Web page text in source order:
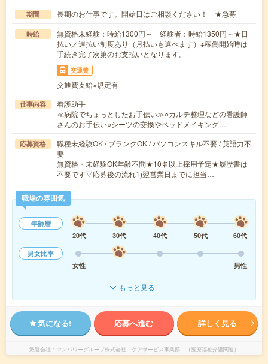
期間 長期のお仕事です。開始日はご相談ください！ ★急募
時給
無資格未経験：時給1300円～ 経験者：時給1350円～★日
払い／週払い制度あり（月払いも選べます）※稼働開始時は
手続き完了次第のお支払いとなります。
交通費
交通費支給※規定有
仕事内容
看護助手
≪病院でちょっとしたお手伝い≫○カルテ整理などの看護師
さんのお手伝い○シーツの交換やベッドメイキング…
応募資格
職種未経験OK / ブランクOK / パソコンスキル不要 / 英語力不
要
無資格・未経験OK年齢不問★10名以上採用予定★履歴書は
不要です▽応募後の流れ1)翌営業日までに担当…
職場の雰囲気
年齢層
20代
30代 40代 50代
60代
男女比率
女性
男性
もっと見る
気になる! 応募へ進む 詳しく見る
派遣会社 マンパワーグループ株式会社 ケアサービス事業部 （医療福祉介護関連）